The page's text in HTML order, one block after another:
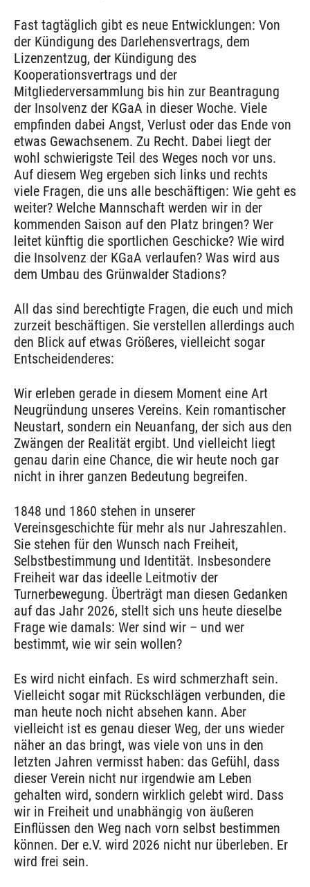
Fast tagtäglich gibt es neue Entwicklungen: Von
der Kündigung des Darlehensvertrags, dem
Lizenzentzug, der Kündigung des
Kooperationsvertrags und der
Mitgliederversammlung bis hin zur Beantragung
der Insolvenz der KGaA in dieser Woche. Viele
empfinden dabei Angst, Verlust oder das Ende von
etwas Gewachsenem. Zu Recht. Dabei liegt der
wohl schwierigste Teil des Weges noch vor uns.
Auf diesem Weg ergeben sich links und rechts
viele Fragen, die uns alle beschäftigen: Wie geht es
weiter? Welche Mannschaft werden wir in der
kommenden Saison auf den Platz bringen? Wer
leitet künftig die sportlichen Geschicke? Wie wird
die Insolvenz der KGaA verlaufen? Was wird aus
dem Umbau des Grünwalder Stadions?
All das sind berechtigte Fragen, die euch und mich
zurzeit beschäftigen. Sie verstellen allerdings auch
den Blick auf etwas Größeres, vielleicht sogar
Entscheidenderes:
Wir erleben gerade in diesem Moment eine Art
Neugründung unseres Vereins. Kein romantischer
Neustart, sondern ein Neuanfang, der sich aus den
Zwängen der Realität ergibt. Und vielleicht liegt
genau darin eine Chance, die wir heute noch gar
nicht in ihrer ganzen Bedeutung begreifen.
1848 und 1860 stehen in unserer
Vereinsgeschichte für mehr als nur Jahreszahlen.
Sie stehen für den Wunsch nach Freiheit,
Selbstbestimmung und Identität. Insbesondere
Freiheit war das ideelle Leitmotiv der
Turnerbewegung. Überträgt man diesen Gedanken
auf das Jahr 2026, stellt sich uns heute dieselbe
Frage wie damals: Wer sind wir – und wer
bestimmt, wie wir sein wollen?
Es wird nicht einfach. Es wird schmerzhaft sein.
Vielleicht sogar mit Rückschlägen verbunden, die
man heute noch nicht absehen kann. Aber
vielleicht ist es genau dieser Weg, der uns wieder
näher an das bringt, was viele von uns in den
letzten Jahren vermisst haben: das Gefühl, dass
dieser Verein nicht nur irgendwie am Leben
gehalten wird, sondern wirklich gelebt wird. Dass
wir in Freiheit und unabhängig von äußeren
Einflüssen den Weg nach vorn selbst bestimmen
können. Der e.V. wird 2026 nicht nur überleben. Er
wird frei sein.